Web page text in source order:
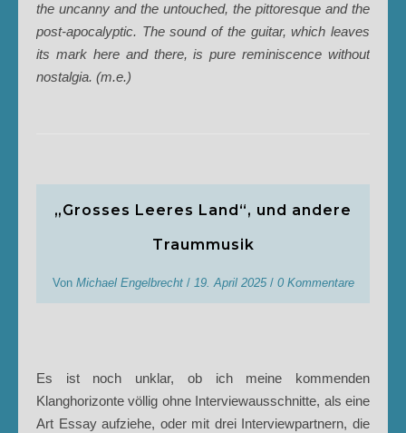
the uncanny and the untouched, the pittoresque and the
post-apocalyptic. The sound of the guitar, which leaves
its mark here and there, is pure reminiscence without
nostalgia. (m.e.)
„Grosses Leeres Land“, und andere
Traummusik
Von Michael Engelbrecht / 19. April 2025 / 0 Kommentare
Es ist noch unklar, ob ich meine kommenden
Klanghorizonte völlig ohne Interviewausschnitte, als eine
Art Essay aufziehe, oder mit drei Interviewpartnern, die